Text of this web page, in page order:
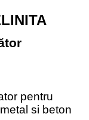
pentru
si beton